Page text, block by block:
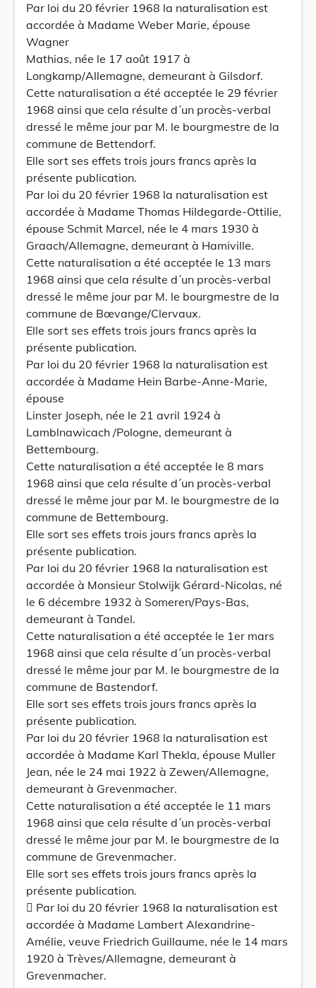
Par loi du 20 février 1968 la naturalisation est
accordée à Madame Weber Marie, épouse
Wagner
Mathias, née le 17 août 1917 à
Longkamp/Allemagne, demeurant à Gilsdorf.
Cette naturalisation a été acceptée le 29 février
1968 ainsi que cela résulte d´un procès-verbal
dressé le même jour par M. le bourgmestre de la
commune de Bettendorf.
Elle sort ses effets trois jours francs après la
présente publication.
Par loi du 20 février 1968 la naturalisation est
accordée à Madame Thomas Hildegarde-Ottilie,
épouse Schmit Marcel, née le 4 mars 1930 à
Graach/Allemagne, demeurant à Hamiville.
Cette naturalisation a été acceptée le 13 mars
1968 ainsi que cela résulte d´un procès-verbal
dressé le même jour par M. le bourgmestre de la
commune de Bœvange/Clervaux.
Elle sort ses effets trois jours francs après la
présente publication.
Par loi du 20 février 1968 la naturalisation est
accordée à Madame Hein Barbe-Anne-Marie,
épouse
Linster Joseph, née le 21 avril 1924 à
Lamblnawicach /Pologne, demeurant à
Bettembourg.
Cette naturalisation a été acceptée le 8 mars
1968 ainsi que cela résulte d´un procès-verbal
dressé le même jour par M. le bourgmestre de la
commune de Bettembourg.
Elle sort ses effets trois jours francs après la
présente publication.
Par loi du 20 février 1968 la naturalisation est
accordée à Monsieur Stolwijk Gérard-Nicolas, né
le 6 décembre 1932 à Someren/Pays-Bas,
demeurant à Tandel.
Cette naturalisation a été acceptée le 1er mars
1968 ainsi que cela résulte d´un procès-verbal
dressé le même jour par M. le bourgmestre de la
commune de Bastendorf.
Elle sort ses effets trois jours francs après la
présente publication.
Par loi du 20 février 1968 la naturalisation est
accordée à Madame Karl Thekla, épouse Muller
Jean, née le 24 mai 1922 à Zewen/Allemagne,
demeurant à Grevenmacher.
Cette naturalisation a été acceptée le 11 mars
1968 ainsi que cela résulte d´un procès-verbal
dressé le même jour par M. le bourgmestre de la
commune de Grevenmacher.
Elle sort ses effets trois jours francs après la
présente publication.
 Par loi du 20 février 1968 la naturalisation est
accordée à Madame Lambert Alexandrine-
Amélie, veuve Friedrich Guillaume, née le 14 mars
1920 à Trèves/Allemagne, demeurant à
Grevenmacher.